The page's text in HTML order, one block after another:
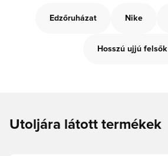
Edzőruházat Nike
Hosszú ujjú felsők
Utoljára látott termékek